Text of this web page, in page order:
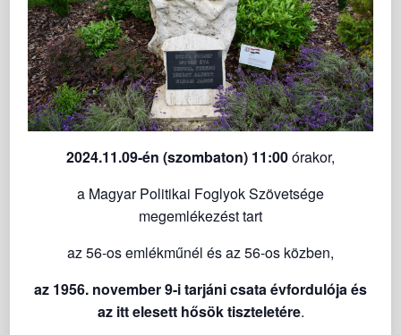
2024.11.09-én (szombaton) 11:00órakor,
a Magyar Politikai Foglyok Szövetsége
megemlékezést tart
az 56-os emlékműnél és az 56-os közben,
az 1956. november 9-i tarjáni csata évfordulója és
az itt elesett hősök tiszteletére.